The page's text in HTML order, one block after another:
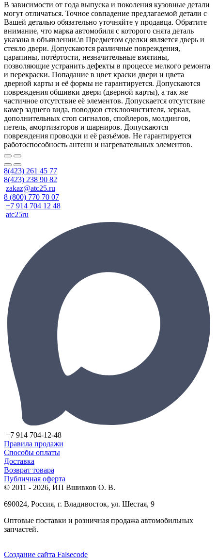
В зависимости от года выпуска и поколения кузовные детали
могут отличаться. Точное совпадение предлагаемой детали с
Вашей деталью обязательно уточняйте у продавца. Обратите
внимание, что марка автомобиля с которого снята деталь
указана в объявлении.\n Предметом сделки является дверь и
стекло двери. Допускаются различные повреждения,
царапины, потёртости, незначительные вмятины,
позволяющие устранить дефекты в процессе мелкого ремонта
и перекраски. Попадание в цвет краски двери и цвета
дверной карты и её формы не гарантируется. Допускаются
повреждения обшивки двери (дверной карты), а так же
частичное отсутствие её элементов. Допускается отсутствие
камер заднего вида, поводков стеклоочистителя, зеркал,
дополнительных стоп сигналов, спойлеров, молдингов,
петель, амортизаторов и шарниров. Допускаются
повреждения проводки и её разъёмов. Не гарантируется
работоспособность антенн и нагревательных элементов.
8(423) 261 45 77
8(423) 238 90 82
zakaz@atc25.ru
8 (800) 770 70 07
+7 914 704 12 48
atc25ru
+7 914 704-12-48
Правила продажи
Способы оплаты
Доставка
Возврат товара
Публичная оферта
© 2011 - 2026, ИП Вшивков О. В.
690024, Россия, г. Владивосток, ул. Шестая, 9
Оптовые поставки и розничная продажа автомобильных
запчастей.
Создание сайта Falsecode